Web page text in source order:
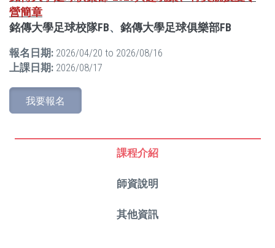
營簡章
銘傳大學足球校隊FB、 銘傳大學足球俱樂部FB
報名日期: 2026/04/20 to 2026/08/16
上課日期: 2026/08/17
我要報名
課程介紹
師資說明
其他資訊